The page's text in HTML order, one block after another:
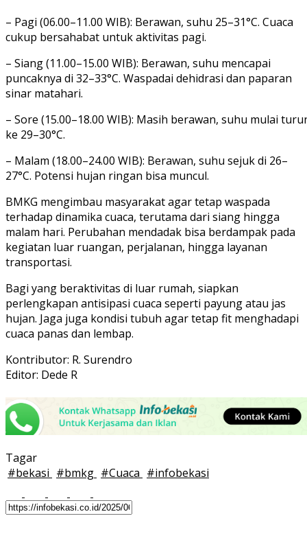
– Pagi (06.00–11.00 WIB): Berawan, suhu 25–31°C. Cuaca
cukup bersahabat untuk aktivitas pagi.
– Siang (11.00–15.00 WIB): Berawan, suhu mencapai
puncaknya di 32–33°C. Waspadai dehidrasi dan paparan
sinar matahari.
– Sore (15.00–18.00 WIB): Masih berawan, suhu mulai
ke 29–30°C.
– Malam (18.00–24.00 WIB): Berawan, suhu sejuk di 26–
27°C. Potensi hujan ringan bisa muncul.
BMKG mengimbau masyarakat agar tetap waspada
terhadap dinamika cuaca, terutama dari siang hingga
malam hari. Perubahan mendadak bisa berdampak pada
kegiatan luar ruangan, perjalanan, hingga layanan
transportasi.
Bagi yang beraktivitas di luar rumah, siapkan
perlengkapan antisipasi cuaca seperti payung atau jas
hujan. Jaga juga kondisi tubuh agar tetap fit menghadapi
cuaca panas dan lembap.
Kontributor: R. Surendro
Editor: Dede R
Tagar
#bekasi #bmkg #Cuaca #infobekasi